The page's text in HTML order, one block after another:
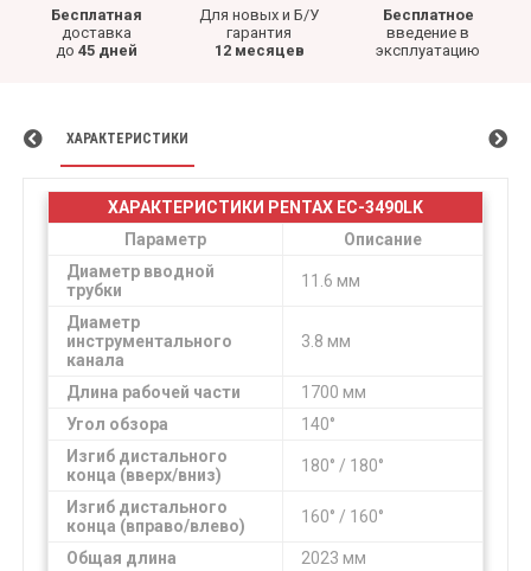
Бесплатная
доставка
до 45 дней
Для новых и Б/У
гарантия
12 месяцев
Бесплатное
введение в
эксплуатацию
ХАРАКТЕРИСТИКИ
ХАРАКТЕРИСТИКИ PENTAX EC-3490LK
Параметр
Описание
Диаметр вводной
трубки
11.6 мм
Диаметр
инструментального
канала
3.8 мм
Длина рабочей части
1700 мм
Угол обзора
140°
Изгиб дистального
конца (вверх/вниз)
180° / 180°
Изгиб дистального
конца (вправо/влево)
160° / 160°
Общая длина
2023 мм